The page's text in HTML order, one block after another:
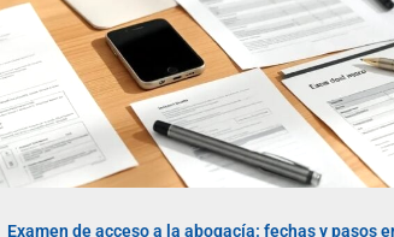
Examen de acceso a la abogacía: fechas y pasos